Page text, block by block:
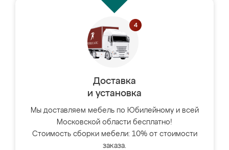
Доставка
и установка
Мы доставляем мебель по Юбилейному и всей
Московской области бесплатно!
Стоимость сборки мебели: 10% от стоимости
заказа.